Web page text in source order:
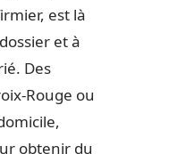
est là
et à
Des
Rouge ou
obtenir du